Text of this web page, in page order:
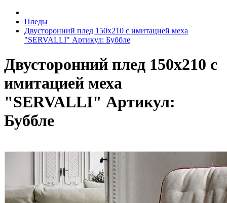
Пледы
Двусторонний плед 150х210 с имитацией меха
"SERVALLI" Артикул: Буббле
Двусторонний плед 150х210 с
имитацией меха
"SERVALLI" Артикул:
Буббле